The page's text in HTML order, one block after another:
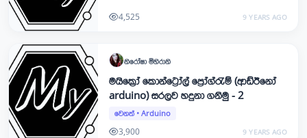
4,525 9 YEARS AGO
නිරෝෂා මිහිරානි
මයික්‍රෝ කොන්ට්‍රෝල් ප්‍රෝග්රැම් (ආඩ්ඊනෝ
arduino) සරලව හදුනා ගනිමු - 2
වෙනත්• Arduino
3,900 9 YEARS AGO